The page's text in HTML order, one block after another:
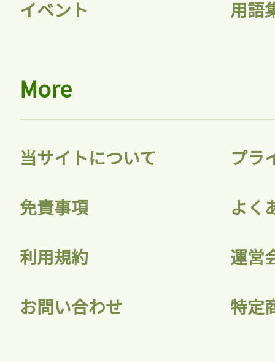
イベント 用語
More
当サイトについて プラ
免責事項 よく
利用規約 運営
お問い合わせ 特定